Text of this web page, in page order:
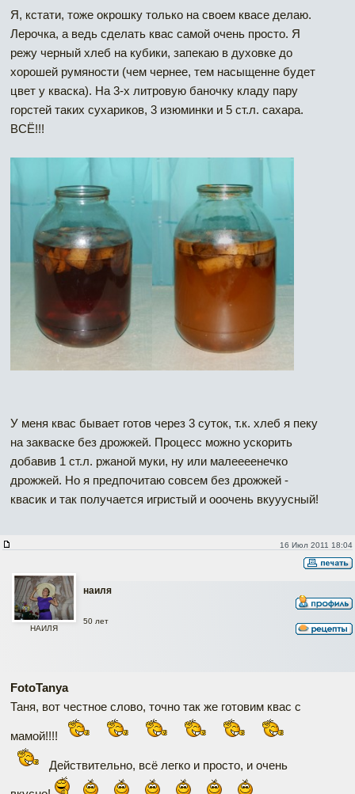
Я, кстати, тоже окрошку только на своем квасе делаю.
Лерочка, а ведь сделать квас самой очень просто. Я
режу черный хлеб на кубики, запекаю в духовке до
хорошей румяности (чем чернее, тем насыщенне будет
цвет у кваска). На 3-х литровую баночку кладу пару
горстей таких сухариков, 3 изюминки и 5 ст.л. сахара.
ВСЁ!!!
У меня квас бывает готов через 3 суток, т.к. хлеб я пеку
на закваске без дрожжей. Процесс можно ускорить
добавив 1 ст.л. ржаной муки, ну или малеееенечко
дрожжей. Но я предпочитаю совсем без дрожжей -
квасик и так получается игристый и ооочень вкууусный!
16 Июл 2011 18:04
наиля
НАИЛЯ
50 лет
FotoTanya
Таня, вот честное слово, точно так же готовим квас с
мамой!!!!
Действительно, всё легко и просто, и очень